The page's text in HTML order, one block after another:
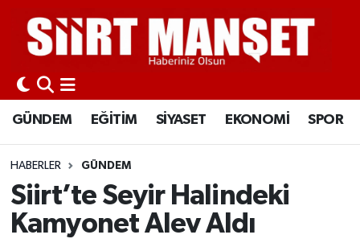
GÜNDEM EĞİTİM SİYASET EKONOMİ SPOR
HABERLER GÜNDEM
Siirt’te Seyir Halindeki
Kamyonet Alev Aldı
GÜNDEM
EĞİTİM
SİYASET
EKONOMİ
SPOR
Siirt Nöbetçi Eczaneler
Siirt Hava Durumu
Siirt Namaz Vakitleri
Siirt Trafik Yoğunluk Haritası
Süper Lig Puan Durumu ve Fikstür